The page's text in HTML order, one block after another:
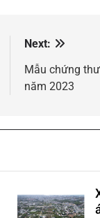
Next:
Mẫu chứng
năm 2023